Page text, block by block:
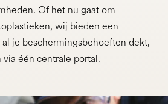
Of het nu gaat om
wij bieden een
je beschermingsbehoeften dekt,
één centrale portal.